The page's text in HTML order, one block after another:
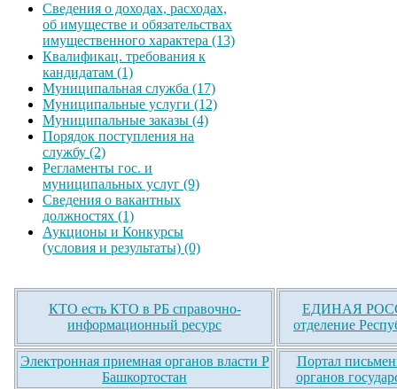
Сведения о доходах, расходах,
об имуществе и обязательствах
имущественного характера (13)
Квалификац. требования к
кандидатам (1)
Муниципальная служба (17)
Муниципальные услуги (12)
Муниципальные заказы (4)
Порядок поступления на
службу (2)
Регламенты гос. и
муниципальных услуг (9)
Сведения о вакантных
должностях (1)
Аукционы и Конкурсы
(условия и результаты) (0)
КТО есть КТО в РБ справочно-
информационный ресурс
ЕДИНАЯ
отделение
Электронная приемная органов власти Р
Башкортостан
Портал
органов